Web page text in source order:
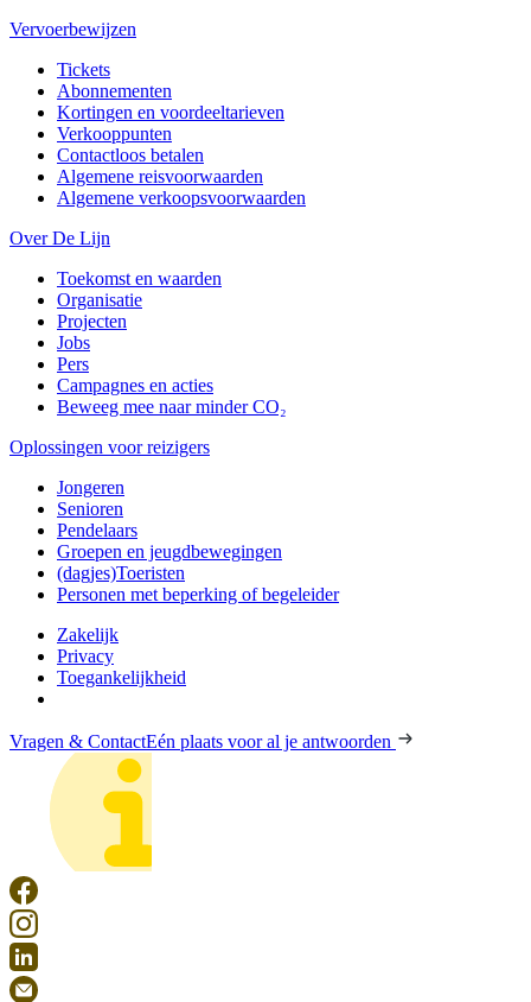
Vervoerbewijzen
Tickets
Abonnementen
Kortingen en voordeeltarieven
Verkooppunten
Contactloos betalen
Algemene reisvoorwaarden
Algemene verkoopsvoorwaarden
Over De Lijn
Toekomst en waarden
Organisatie
Projecten
Jobs
Pers
Campagnes en acties
Beweeg mee naar minder CO₂
Oplossingen voor reizigers
Jongeren
Senioren
Pendelaars
Groepen en jeugdbewegingen
(dagjes)Toeristen
Personen met beperking of begeleider
Zakelijk
Privacy
Toegankelijkheid
Vragen & ContactEén plaats voor al je antwoorden